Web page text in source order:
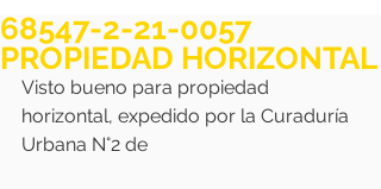
68547-2-21-0057
PROPIEDAD HORIZONTAL
Visto bueno para propiedad
horizontal, expedido por la Curaduría
Urbana N°2 de